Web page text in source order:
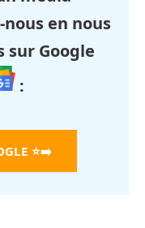
en nous
Google
:
⭐➡️